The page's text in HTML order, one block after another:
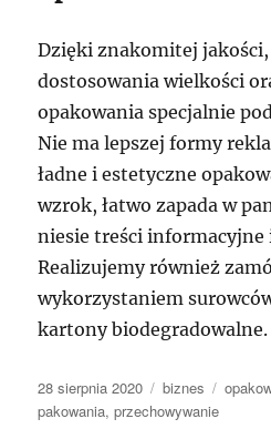
Dzięki znakomitej
dostosowania wielkości
opakowania specjalnie
Nie ma lepszej formy
ładne i estetyczne
wzrok, łatwo zapada w
niesie treści informacyjne
Realizujemy również
wykorzystaniem
kartony biodegradowalne.
Data
publikacji
28 sierpnia 2020 Kategorie
biznes Tagi
pakowania,przechowywanie